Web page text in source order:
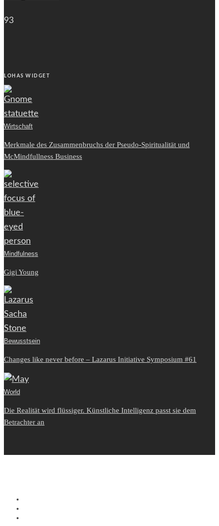
93
LOHAS WIDGET
Wirtschaft
Merkmale des Zusammenbruchs der Pseudo-Spiritualität und
McMindfullness Business
Mindfulness
Gigi Young
Bewusstsein
Changes like never before – Lazarus Initiative Symposium #61
World
Die Realität wird flüssiger. Künstliche Intelligenz passt sie dem
Betrachter an